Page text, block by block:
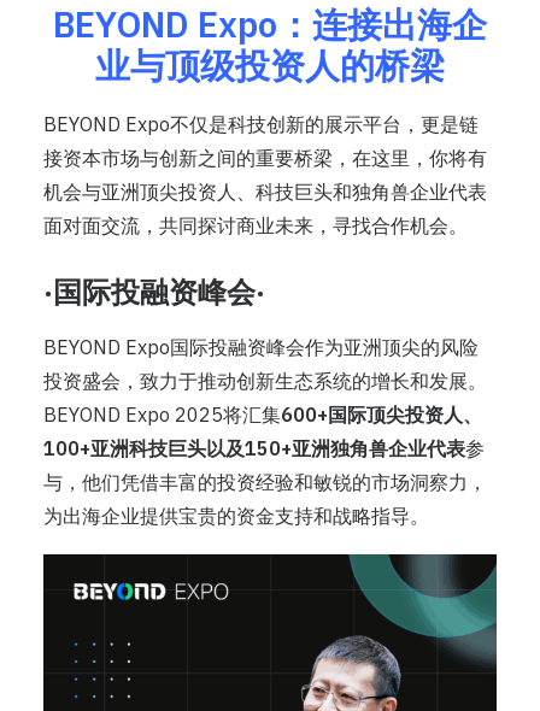
BEYOND Expo：连接出海企
业与顶级投资人的桥梁
BEYOND Expo不仅是科技创新的展示平台，更是链
接资本市场与创新之间的重要桥梁，在这里，你将有
机会与亚洲顶尖投资人、科技巨头和独角兽企业代表
面对面交流，共同探讨商业未来，寻找合作机会。
·国际投融资峰会·
BEYOND Expo国际投融资峰会作为亚洲顶尖的⻛险
投资盛会，致力于推动创新生态系统的增⻓和发展。
BEYOND Expo 2025将汇集600+国际顶尖投资人、
100+亚洲科技巨头以及150+亚洲独⻆兽企业代表参
与，他们凭借丰富的投资经验和敏锐的市场洞察力，
为出海企业提供宝贵的资金支持和战略指导。